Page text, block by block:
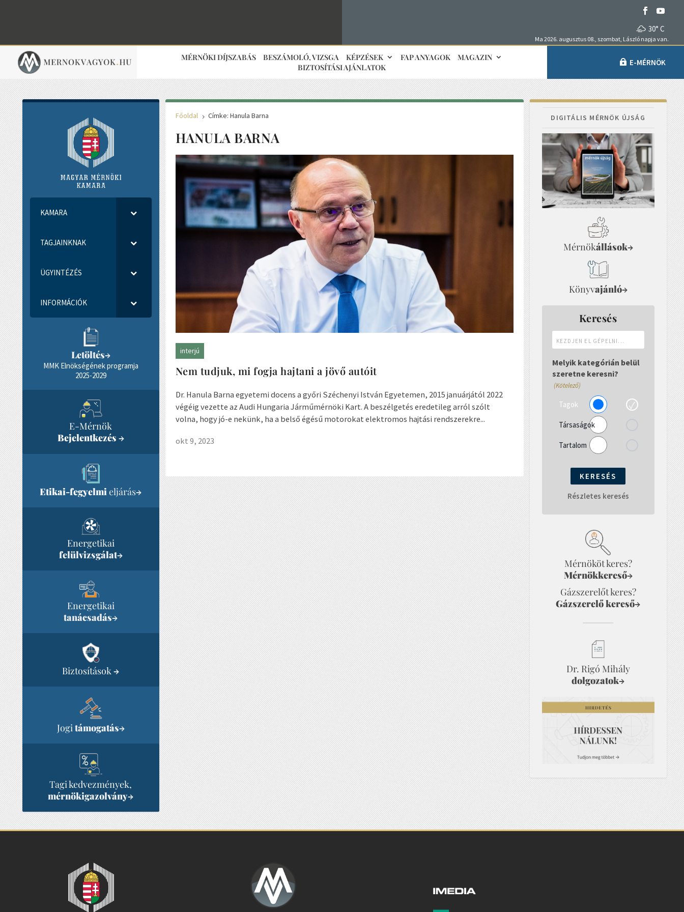
30° C
Ma 2026. augusztus 08., szombat, László napja van.
MÉRNÖKI DÍJSZABÁS BESZÁMOLÓ, VIZSGA KÉPZÉSEK FAP ANYAGOK
MAGAZIN
BIZTOSÍTÁSI AJÁNLATOK
E-MÉRNÖK
KAMARA
TAGJAINKNAK
ÜGYINTÉZÉS
INFORMÁCIÓK
Letöltés→
MMK Elnökségének programja
2025-2029
E-Mérnök
Bejelentkezés →
Etikai-fegyelmieljárás→
Energetikai
felülvizsgálat→
Energetikai
tanácsadás→
Biztosítások→
Jogi támogatás→
Tagi kedvezmények,
mérnökigazolvány→
Főoldal 5 Címke: Hanula Barna
HANULA BARNA
interjú
Nem tudjuk, mi fogja hajtani a jövő autóit
Dr. Hanula Barna egyetemi docens a győri Széchenyi István Egyetemen, 2015 januárjától 2022
végéig vezette az Audi Hungaria Járműmérnöki Kart. A beszélgetés eredetileg arról szólt
volna, hogy jó-e nekünk, ha a belső égésű motorokat elektromos hajtási rendszerekre...
okt 9, 2023
DIGITÁLIS MÉRNÖK ÚJSÁG
Mérnökállások→
Könyvajánló→
Keresés
el
gépelni...
Melyik kategórián belül
szeretne keresni?
(Kötelező)
Tagok
Társaságok
Tartalom
Részletes keresés
Mérnököt keres?
Mérnökkereső→
Gázszerelőt keres?
Gázszerelő kereső→
Dr. Rigó Mihály
dolgozatok→